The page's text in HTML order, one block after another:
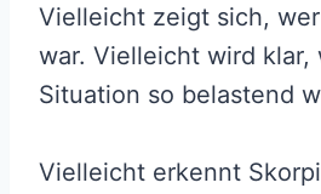
Vielleicht zeigt sich,
war. Vielleicht wird klar,
Situation so belastend
Vielleicht erkennt